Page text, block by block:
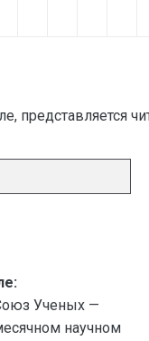
представляется
Ученых —
научном